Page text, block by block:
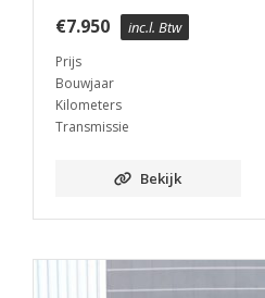
€7.950 inc.l. Btw
Prijs
Bouwjaar
Kilometers
Transmissie
Bekijk